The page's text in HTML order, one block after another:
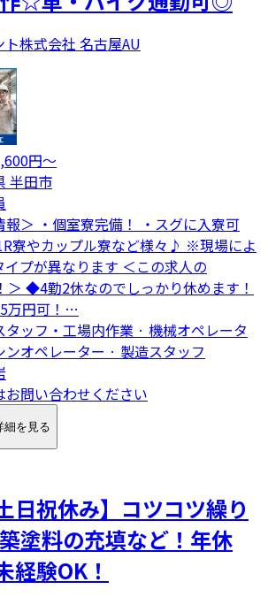
株式会社 名古屋AU
円〜
半田市
報＞ ・個室寮完備！ ・スグに入寮可
寮やカップル寮など様々♪ ※現場によ
イプが異なります ＜この求人の
＞ ◆4勤2休なのでしっかり休めます！
万円可！…
タッフ・工場内作業 · 機械オペレータ
ンオペレーター · 製造スタッフ
お問い合わせください
細を見る
日祝休み】コツコツ繰り
塗料の充填など！年休
験OK！